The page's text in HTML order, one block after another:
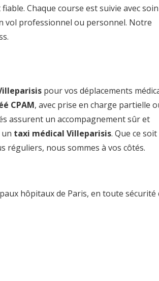
Chaque course est suivie avec
vol professionnel ou personnel. Notre
pour vos déplacements
CPAM, avec prise en charge partielle
assurent un accompagnement sûr et
taxi médical Villeparisis. Que ce
réguliers, nous sommes à vos côtés.
hôpitaux de Paris, en toute sécurité